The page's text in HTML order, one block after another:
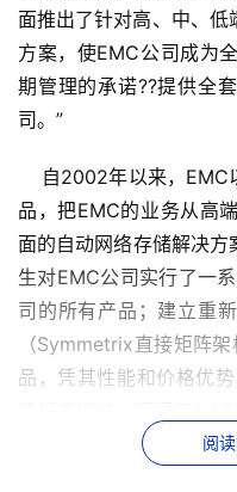
面推出了针对高、中、
方案，使EMC公司成为
期管理的承诺??提供全
司。”
自2002年以来，EMC
品，把EMC的业务从高
面的自动网络存储解决
生对EMC公司实行了一
司的所有产品；建立重
（Symmetrix直接矩阵
品，凭其性能和价格优
发布了CAS (固定内容阅